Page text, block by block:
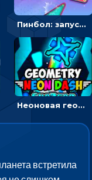
Пинбол: запускать шарик, чтобы выбивать очки
Неоновая геометрия: прыгай через препятствия и собирай шары
встретила